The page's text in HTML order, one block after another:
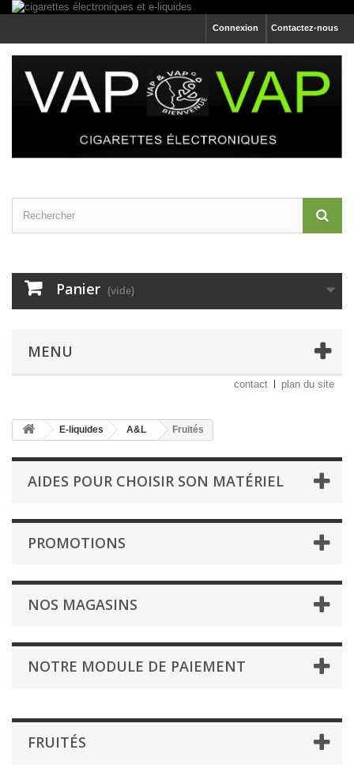
Contactez-nous
Connexion
Panier (vide)
MENU
contact plan du site
E-liquides A&L Fruités
AIDES POUR CHOISIR SON MATÉRIEL
PROMOTIONS
NOS MAGASINS
NOTRE MODULE DE PAIEMENT
FRUITÉS